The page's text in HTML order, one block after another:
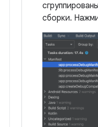
сборки.